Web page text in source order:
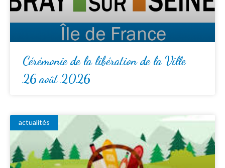
Cérémonie de la libération de la Ville
26 août 2026
actualités